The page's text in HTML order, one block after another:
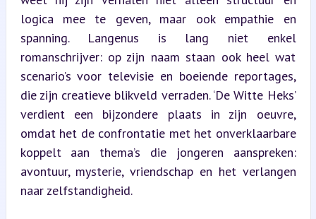
logica mee te geven, maar ook empathie en
spanning. Langenus is lang niet enkel
romanschrijver: op zijn naam staan ook heel wat
scenario’s voor televisie en boeiende reportages,
die zijn creatieve blikveld verraden. ‘De Witte Heks’
verdient een bijzondere plaats in zijn oeuvre,
omdat het de confrontatie met het onverklaarbare
koppelt aan thema’s die jongeren aanspreken:
avontuur, mysterie, vriendschap en het verlangen
naar zelfstandigheid.